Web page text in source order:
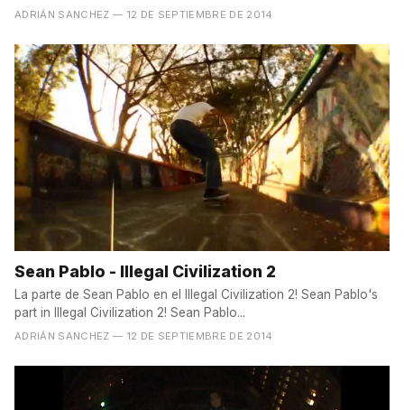
ADRIÁN SANCHEZ — 12 DE SEPTIEMBRE DE 2014
Sean Pablo - Illegal Civilization 2
La parte de Sean Pablo en el Illegal Civilization 2! Sean Pablo's
part in Illegal Civilization 2! Sean Pablo...
ADRIÁN SANCHEZ — 12 DE SEPTIEMBRE DE 2014